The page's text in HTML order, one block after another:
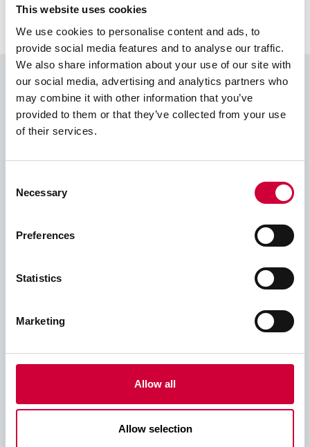
This website uses cookies
We use cookies to personalise content and ads, to
provide social media features and to analyse our traffic.
We also share information about your use of our site with
our social media, advertising and analytics partners who
may combine it with other information that you’ve
provided to them or that they’ve collected from your use
of their services.
Selection
Necessary
Preferences
Statistics
Marketing
Allow all
Allow selection
Video
Play Mute